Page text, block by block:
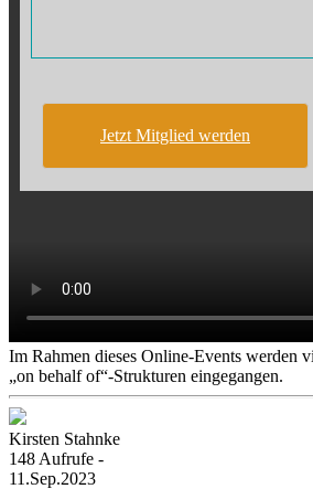
Jetzt Mitglied werden
Im Rahmen dieses Online-Events werden
„on behalf of“-Strukturen eingegangen.
Kirsten Stahnke
148 Aufrufe -
11.Sep.2023